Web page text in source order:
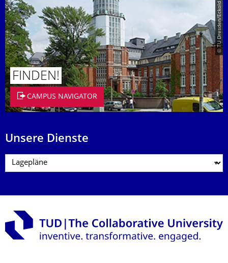
© TU Dresden/Eckold
FINDEN!
CAMPUS NAVIGATOR
Unsere Dienste